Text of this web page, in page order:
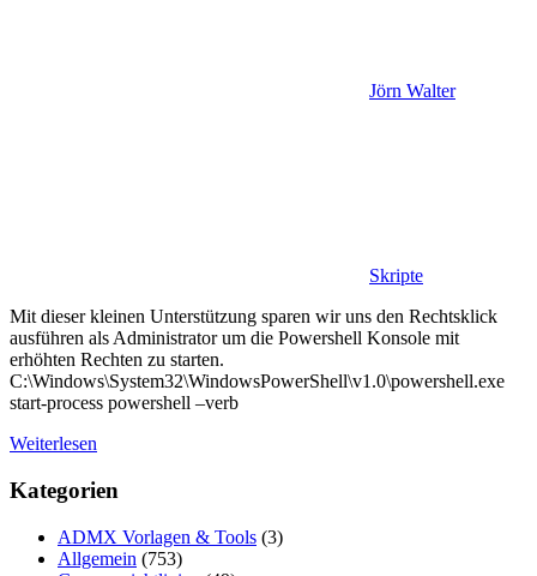
Jörn Walter
Skripte
Mit dieser kleinen Unterstützung sparen wir uns den Rechtsklick
ausführen als Administrator um die Powershell Konsole mit
erhöhten Rechten zu starten.
C:\Windows\System32\WindowsPowerShell\v1.0\powershell.exe
start-process powershell –verb
Weiterlesen
Kategorien
ADMX Vorlagen & Tools (3)
Allgemein (753)